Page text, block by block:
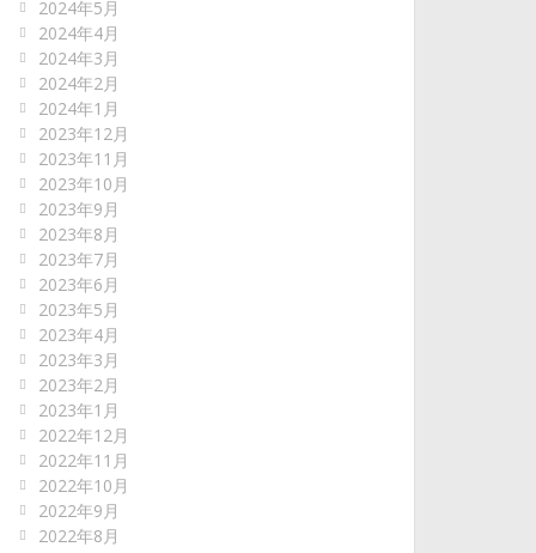
2024年5月
2024年4月
2024年3月
2024年2月
2024年1月
2023年12月
2023年11月
2023年10月
2023年9月
2023年8月
2023年7月
2023年6月
2023年5月
2023年4月
2023年3月
2023年2月
2023年1月
2022年12月
2022年11月
2022年10月
2022年9月
2022年8月